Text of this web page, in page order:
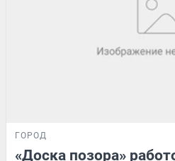
ГОРОД
«Доска позора»